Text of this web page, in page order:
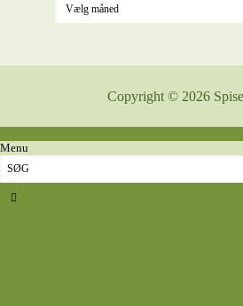
Copyright © 2026
Menu